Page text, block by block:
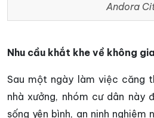
Andora
Nhu cầu khắt khe về không
Sau một ngày làm việc căng
nhà xưởng, nhóm cư dân này
sống yên bình, an ninh nghiêm